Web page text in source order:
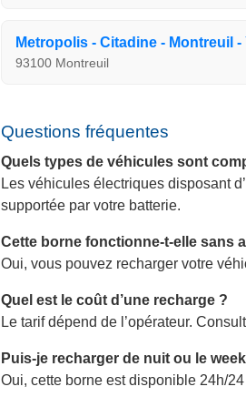
Metropolis - Citadine - Montreuil -
93100 Montreuil
Questions fréquentes
Quels types de véhicules sont
Les véhicules électriques disposant
supportée par votre batterie.
Cette borne fonctionne-t-elle sans
Oui, vous pouvez recharger votre
Quel est le coût d’une recharge ?
Le tarif dépend de l’opérateur.
Puis-je recharger de nuit ou le
Oui, cette borne est disponible 24h/24